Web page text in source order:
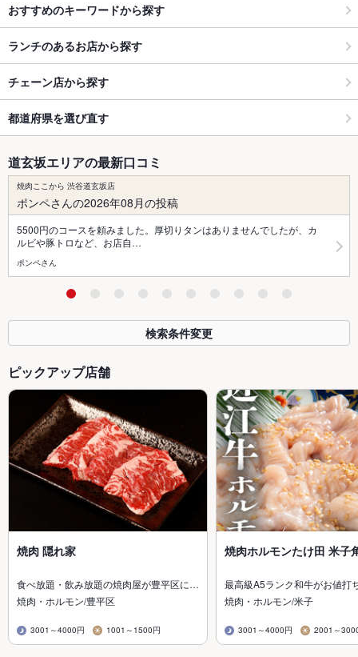
おすすめのキーワードから探す
ランチのあるお店から探す
チェーン店から探す
都道府県を選び直す
道玄坂エリアの最新口コミ
焼肉ここから 渋谷道玄坂店
ポンペさんの2026年08月の投稿
5500円のコースを頼みました。厚切りタンはありませんでしたが、カ
ルビや豚トロなど、お店自…
ポンペさん
検索条件変更
ピックアップ店舗
焼肉 隠れ家
食べ放題・飲み放題の焼肉屋が豊平区に…
焼肉・ホルモン/豊平区
3001～4000円 1001～1500円
焼肉ホルモンたけ田 米子
最高級A5ランク和牛がお値打
焼肉・ホルモン/米子
3001～4000円 2001～